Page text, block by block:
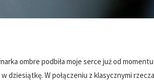
ombre podbiła moje serce już od
w dziesiątkę. W połączeniu z klasycznymi